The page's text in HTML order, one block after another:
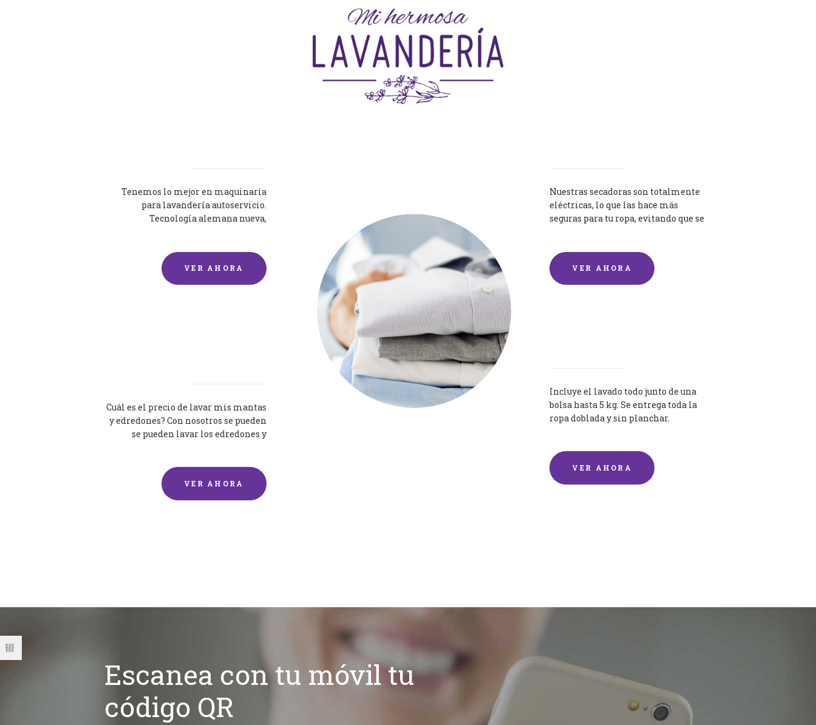
Tenemos lo mejor en maquinaria
para lavandería autoservicio.
Tecnología alemana nueva,
VER AHORA
Nuestras secadoras son totalmente
eléctricas, lo que las hace más
seguras para tu ropa, evitando que se
VER AHORA
Cuál es el precio de lavar mis mantas
y edredones? Con nosotros se pueden
se pueden lavar los edredones y
VER AHORA
Incluye el lavado todo junto de una
bolsa hasta 5 kg. Se entrega toda la
ropa doblada y sin planchar.
VER AHORA
Escanea con tu móvil tu
código QR